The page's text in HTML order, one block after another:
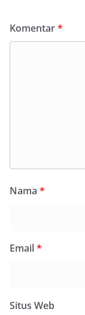
Komentar*
Nama *
Email*
Situs Web